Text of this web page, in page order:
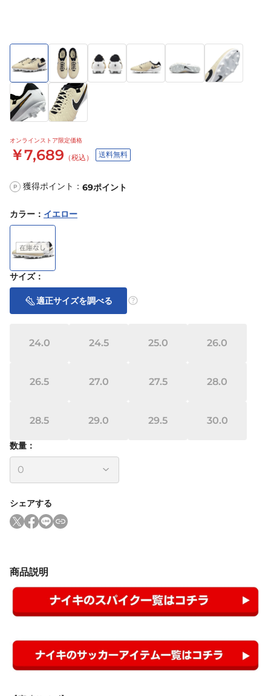
オンラインストア限定価格
￥7,689 （税込） 送料無料
P 獲得ポイント： 69ポイント
カラー ： イエロー
サイズ：
適正サイズを調べる
24.0 24.5 25.0 26.0
26.5 27.0 27.5 28.0
28.5 29.0 29.5 30.0
数量：
シェアする
商品説明